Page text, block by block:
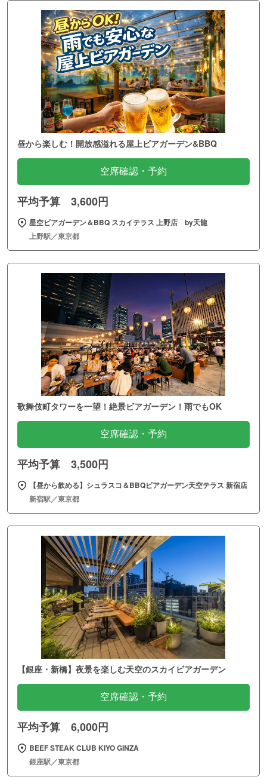
昼から楽しむ！開放感溢れる屋上ビアガーデン&BBQ
空席確認・予約
平均予算 3,600円
星空ビアガーデン＆BBQ スカイテラス 上野店 by天龍
上野駅／東京都
歌舞伎町タワーを一望！絶景ビアガーデン！雨でもOK
空席確認・予約
平均予算 3,500円
【昼から飲める】シュラスコ＆BBQビアガーデン天空テラス 新宿店
新宿駅／東京都
【銀座・新橋】夜景を楽しむ天空のスカイビアガーデン
空席確認・予約
平均予算 6,000円
BEEF STEAK CLUB KIYO GINZA
銀座駅／東京都